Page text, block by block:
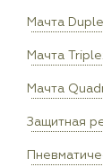
Мачта
Мачта
Мачта
Защитная